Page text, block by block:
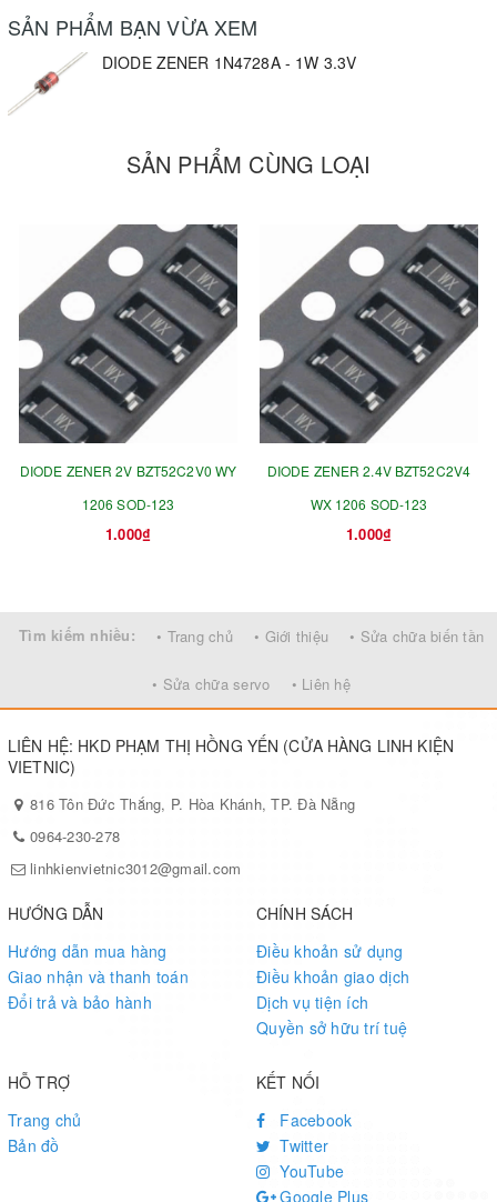
SẢN PHẨM BẠN VỪA XEM
DIODE ZENER 1N4728A - 1W 3.3V
SẢN PHẨM CÙNG LOẠI
DIODE ZENER 2V BZT52C2V0 WY
1206 SOD-123
1.000₫
DIODE ZENER 2.4V BZT52C2V4
WX 1206 SOD-123
1.000₫
Tìm kiếm nhiều: • Trang chủ • Giới thiệu • Sửa chữa biến tần
• Sửa chữa servo • Liên hệ
LIÊN HỆ: HKD PHẠM THỊ HỒNG YẾN (CỬA HÀNG LINH KIỆN
VIETNIC)
816 Tôn Đức Thắng, P. Hòa Khánh, TP. Đà Nẵng
0964-230-278
linhkienvietnic3012@gmail.com
HƯỚNG DẪN
Hướng dẫn mua hàng
Giao nhận và thanh toán
Đổi trả và bảo hành
CHÍNH SÁCH
Điều khoản sử dụng
Điều khoản giao dịch
Dịch vụ tiện ích
Quyền sở hữu trí tuệ
HỖ TRỢ
Trang chủ
Bản đồ
KẾT NỐI
Facebook
Twitter
YouTube
Google Plus